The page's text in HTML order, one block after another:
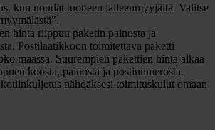
kun noudat tuotteen jälleenmyyjältä. Valitse
hinta riippuu paketin painosta ja
Postilaatikkoon toimitettava paketti
maassa. Suurempien pakettien hinta alkaa
koosta, painosta ja postinumerosta.
nähdäksesi toimituskulut omaan